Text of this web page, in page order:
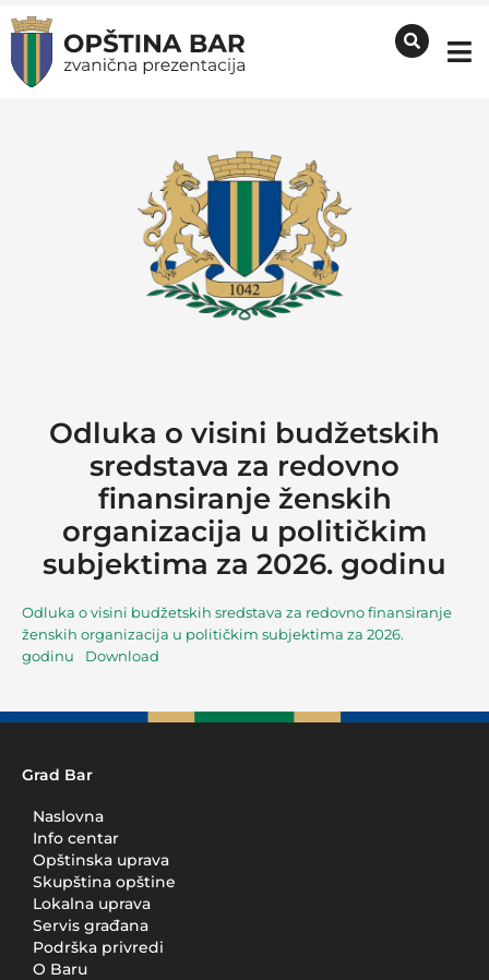
Odluka o visini budžetskih
sredstava za redovno
finansiranje ženskih
organizacija u političkim
subjektima za 2026. godinu
Odluka o visini budžetskih sredstava za redovno finansiranje
ženskih organizacija u političkim subjektima za 2026.
godinu
Download
Grad Bar
Naslovna
Info centar
Opštinska uprava
Skupština opštine
Lokalna uprava
Servis građana
Podrška privredi
O Baru